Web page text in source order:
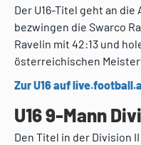
Der U16-Titel geht an die
bezwingen die Swarco
Ravelin mit 42:13 und
österreichischen
Zur U16 auf
U16 9-Mann
Den Titel in der Division